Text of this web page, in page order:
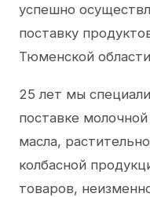
успешно
поставку
Тюменской
25 лет мы
поставке
масла,
колбасной
товаров,